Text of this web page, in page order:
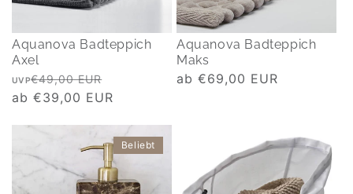
Aquanova Badteppich
Axel
Normaler
Preis
UVP€49,00 EUR
Verkaufspreis
ab €39,00 EUR
Aquanova Badteppich
Maks
Normaler
ab €69,00 EUR
Beliebt